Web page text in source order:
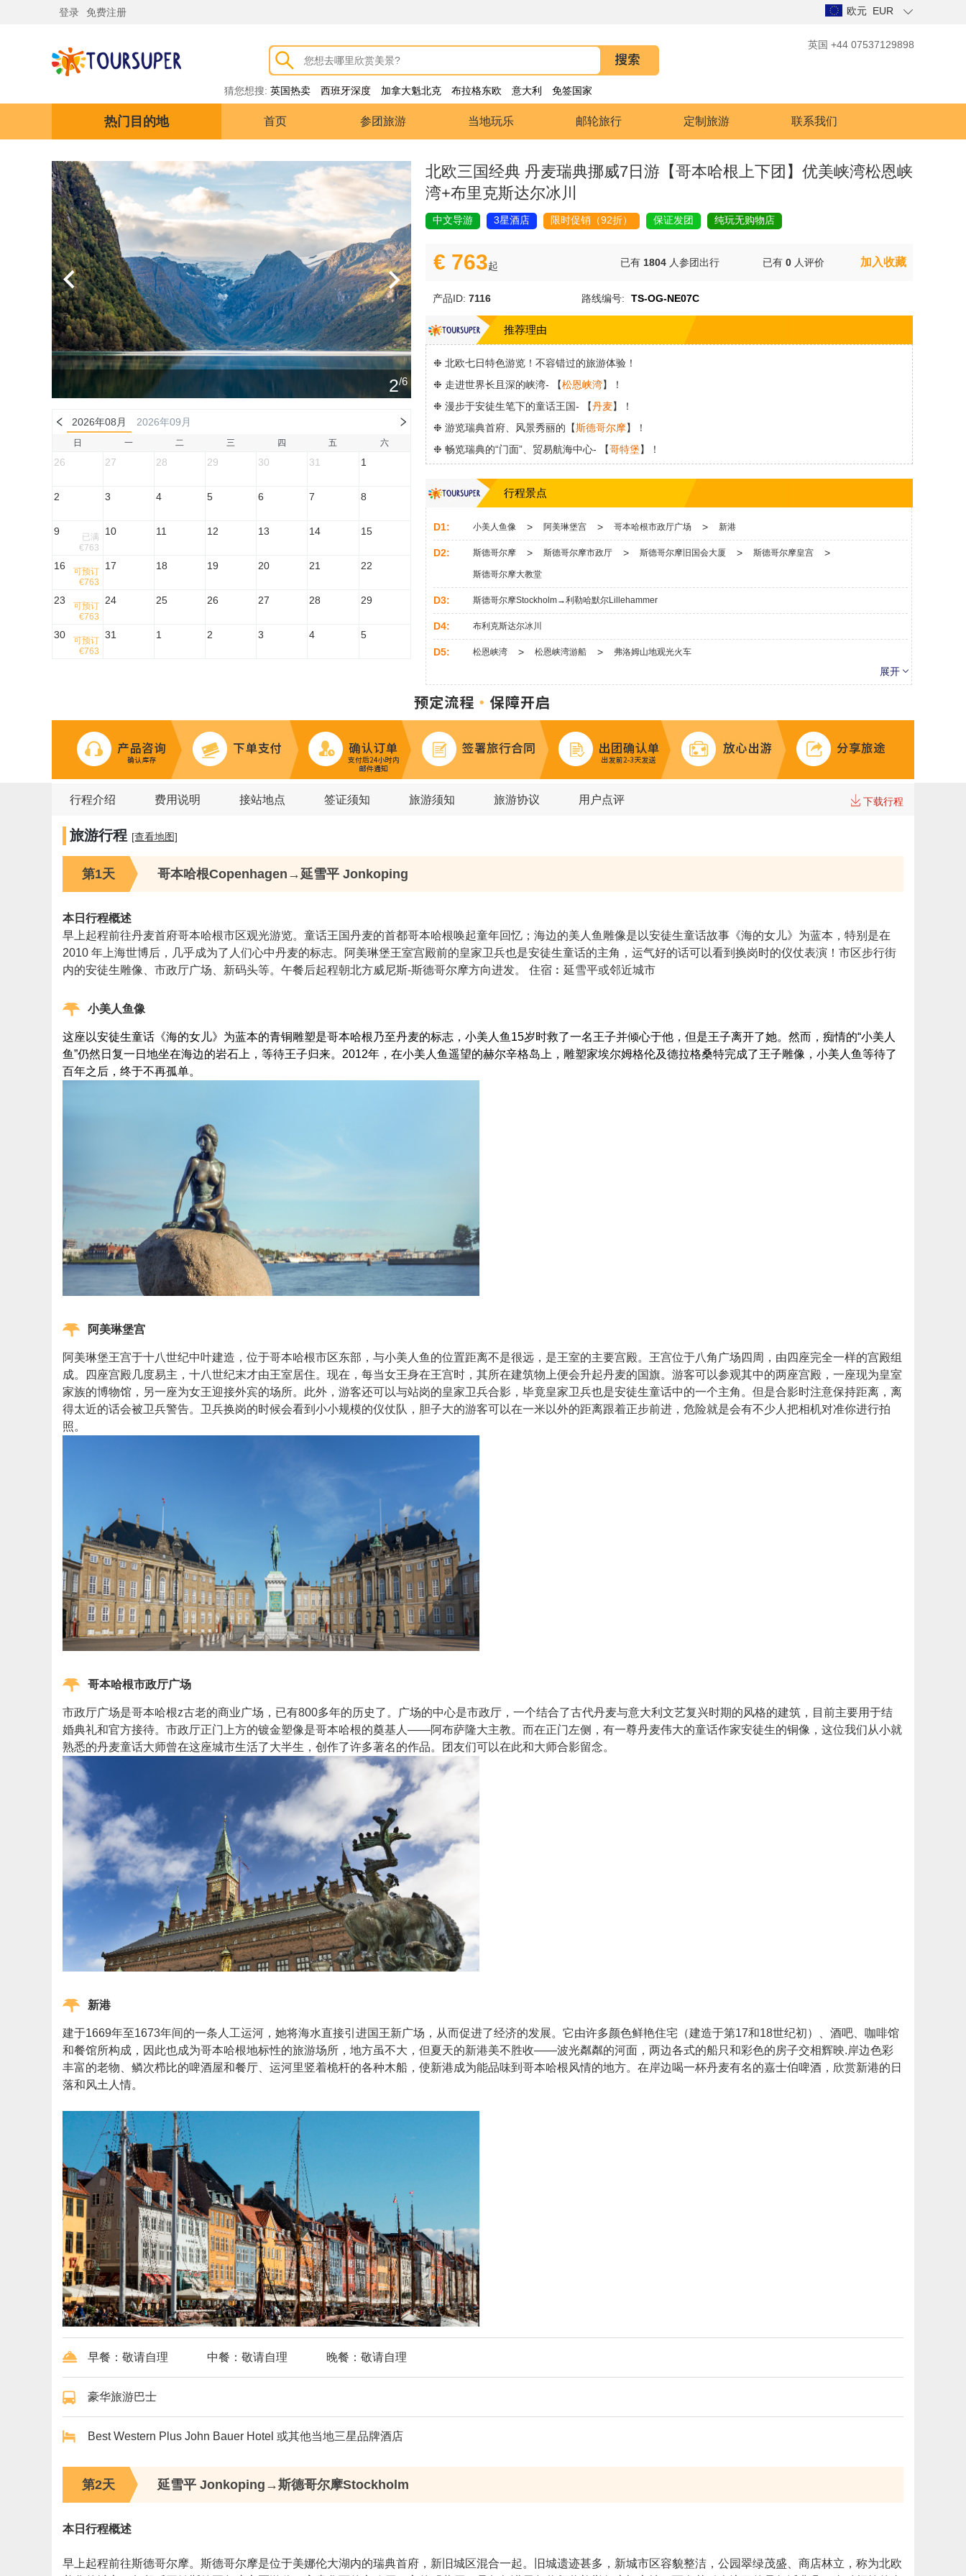
登录 免费注册 欧元 EUR
猜您想搜: 英国热卖 西班牙深度 加拿大魁北克 布拉格东欧 意大利 免签国家
英国 +44 07537129898
热门目的地 首页 参团旅游 当地玩乐 邮轮旅行 定制旅游 联系我们
/6
3
2026年08月 2026年09月
日 一 二 三 四 五 六
26 27 28 29 30 31 1
2 3 4 5 6 7 8
9
已满
€763
10 11 12 13 14 15
16
可预订
€763
17 18 19 20 21 22
23
可预订
€763
24 25 26 27 28 29
30
可预订
€763
31 1 2 3 4 5
北欧三国经典 丹麦瑞典挪威7日游【哥本哈根上下团】优美峡湾松恩峡
湾+布里克斯达尔冰川
中文导游 3星酒店 限时促销（92折） 保证发团 纯玩无购物店
€ 763起 已有 1804 人参团出行 已有 0 人评价 加入收藏
产品ID: 7116 路线编号: TS-OG-NE07C
推荐理由
❉ 北欧七日特色游览！不容错过的旅游体验！
❉ 走进世界长且深的峡湾- 【松恩峡湾】！
❉ 漫步于安徒生笔下的童话王国- 【丹麦】！
❉ 游览瑞典首府、风景秀丽的【斯德哥尔摩】！
❉ 畅览瑞典的“门面”、贸易航海中心- 【哥特堡】！
行程景点
D1: 小美人鱼像 > 阿美琳堡宫 > 哥本哈根市政厅广场 > 新港
D2: 斯德哥尔摩 > 斯德哥尔摩市政厅 > 斯德哥尔摩旧国会大厦 > 斯德哥尔摩皇宫 >
斯德哥尔摩大教堂
D3: 斯德哥尔摩Stockholm→利勒哈默尔Lillehammer
D4: 布利克斯达尔冰川
D5: 松恩峡湾 > 松恩峡湾游船 > 弗洛姆山地观光火车
D7: 哥特堡 > 哥特堡大教堂
展开
行程介绍 费用说明 接站地点 签证须知 旅游须知 旅游协议 用户点评 下载行程
旅游行程 [查看地图]
第1天 哥本哈根Copenhagen→延雪平 Jonkoping
本日行程概述
早上起程前往丹麦首府哥本哈根市区观光游览。童话王国丹麦的首都哥本哈根唤起童年回忆；海边的美人鱼雕像是以安徒生童话故事《海的女儿》为蓝本，特别是在
2010 年上海世博后，几乎成为了人们心中丹麦的标志。阿美琳堡王室宫殿前的皇家卫兵也是安徒生童话的主角，运气好的话可以看到换岗时的仪仗表演！市区步行街
内的安徒生雕像、市政厅广场、新码头等。午餐后起程朝北方威尼斯-斯德哥尔摩方向进发。 住宿︰延雪平或邻近城市
小美人鱼像
这座以安徒生童话《海的女儿》为蓝本的青铜雕塑是哥本哈根乃至丹麦的标志，小美人鱼15岁时救了一名王子并倾心于他，但是王子离开了她。然而，痴情的“小美人
鱼”仍然日复一日地坐在海边的岩石上，等待王子归来。2012年，在小美人鱼遥望的赫尔辛格岛上，雕塑家埃尔姆格伦及德拉格桑特完成了王子雕像，小美人鱼等待了
百年之后，终于不再孤单。
阿美琳堡宫
阿美琳堡王宫于十八世纪中叶建造，位于哥本哈根市区东部，与小美人鱼的位置距离不是很远，是王室的主要宫殿。王宫位于八角广场四周，由四座完全一样的宫殿组
成。四座宫殿几度易主，十八世纪末才由王室居住。现在，每当女王身在王宫时，其所在建筑物上便会升起丹麦的国旗。游客可以参观其中的两座宫殿，一座现为皇室
家族的博物馆，另一座为女王迎接外宾的场所。此外，游客还可以与站岗的皇家卫兵合影，毕竟皇家卫兵也是安徒生童话中的一个主角。但是合影时注意保持距离，离
得太近的话会被卫兵警告。卫兵换岗的时候会看到小小规模的仪仗队，胆子大的游客可以在一米以外的距离跟着正步前进，危险就是会有不少人把相机对准你进行拍
照。
哥本哈根市政厅广场
市政厅广场是哥本哈根z古老的商业广场，已有800多年的历史了。广场的中心是市政厅，一个结合了古代丹麦与意大利文艺复兴时期的风格的建筑，目前主要用于结
婚典礼和官方接待。市政厅正门上方的镀金塑像是哥本哈根的奠基人——阿布萨隆大主教。而在正门左侧，有一尊丹麦伟大的童话作家安徒生的铜像，这位我们从小就
熟悉的丹麦童话大师曾在这座城市生活了大半生，创作了许多著名的作品。团友们可以在此和大师合影留念。
新港
建于1669年至1673年间的一条人工运河，她将海水直接引进国王新广场，从而促进了经济的发展。它由许多颜色鲜艳住宅（建造于第17和18世纪初）、酒吧、咖啡馆
和餐馆所构成，因此也成为哥本哈根地标性的旅游场所，地方虽不大，但夏天的新港美不胜收——波光粼粼的河面，两边各式的船只和彩色的房子交相辉映.岸边色彩
丰富的老物、鳞次栉比的啤酒屋和餐厅、运河里竖着桅杆的各种木船，使新港成为能品味到哥本哈根风情的地方。在岸边喝一杯丹麦有名的嘉士伯啤酒，欣赏新港的日
落和风土人情。
早餐：敬请自理 中餐：敬请自理 晚餐：敬请自理
豪华旅游巴士
Best Western Plus John Bauer Hotel 或其他当地三星品牌酒店
第2天 延雪平 Jonkoping→斯德哥尔摩Stockholm
本日行程概述
早上起程前往斯德哥尔摩。斯德哥尔摩是位于美娜伦大湖内的瑞典首府，新旧城区混合一起。旧城遗迹甚多，新城市区容貌整洁，公园翠绿茂盛、商店林立，称为北欧